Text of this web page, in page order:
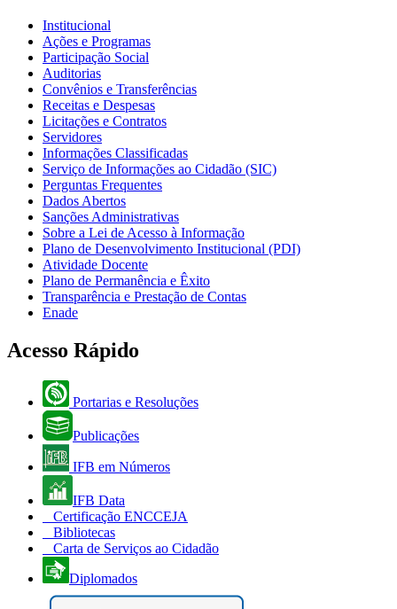
Institucional
Ações e Programas
Participação Social
Auditorias
Convênios e Transferências
Receitas e Despesas
Licitações e Contratos
Servidores
Informações Classificadas
Serviço de Informações ao Cidadão (SIC)
Perguntas Frequentes
Dados Abertos
Sanções Administrativas
Sobre a Lei de Acesso à Informação
Plano de Desenvolvimento Institucional (PDI)
Atividade Docente
Plano de Permanência e Êxito
Transparência e Prestação de Contas
Enade
Acesso Rápido
Portarias e Resoluções
Publicações
IFB em Números
IFB Data
Certificação ENCCEJA
Bibliotecas
Carta de Serviços ao Cidadão
Diplomados